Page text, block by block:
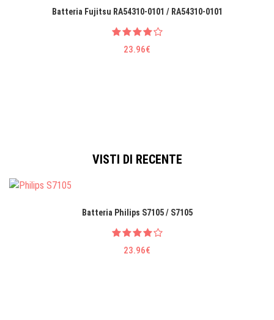
Batteria Fujitsu RA54310-0101 / RA54310-0101
23.96€
VISTI DI RECENTE
Batteria Philips S7105 / S7105
23.96€